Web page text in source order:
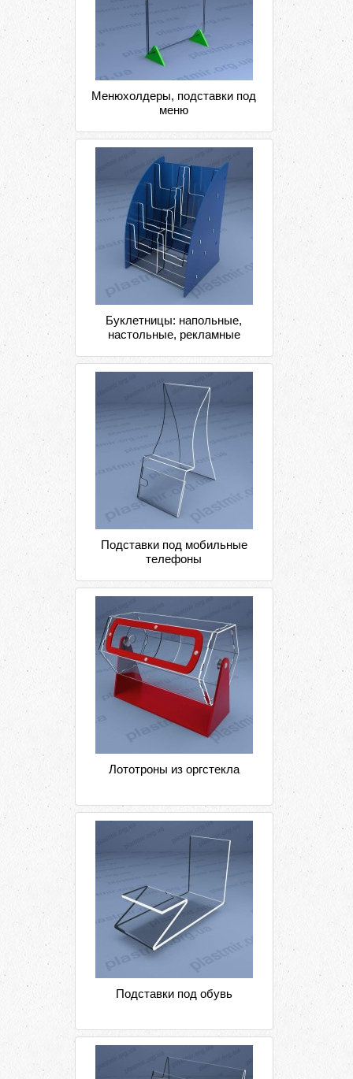
Менюхолдеры, подставки под
меню
Буклетницы: напольные,
настольные, рекламные
Подставки под мобильные
телефоны
Лототроны из оргстекла
Подставки под обувь